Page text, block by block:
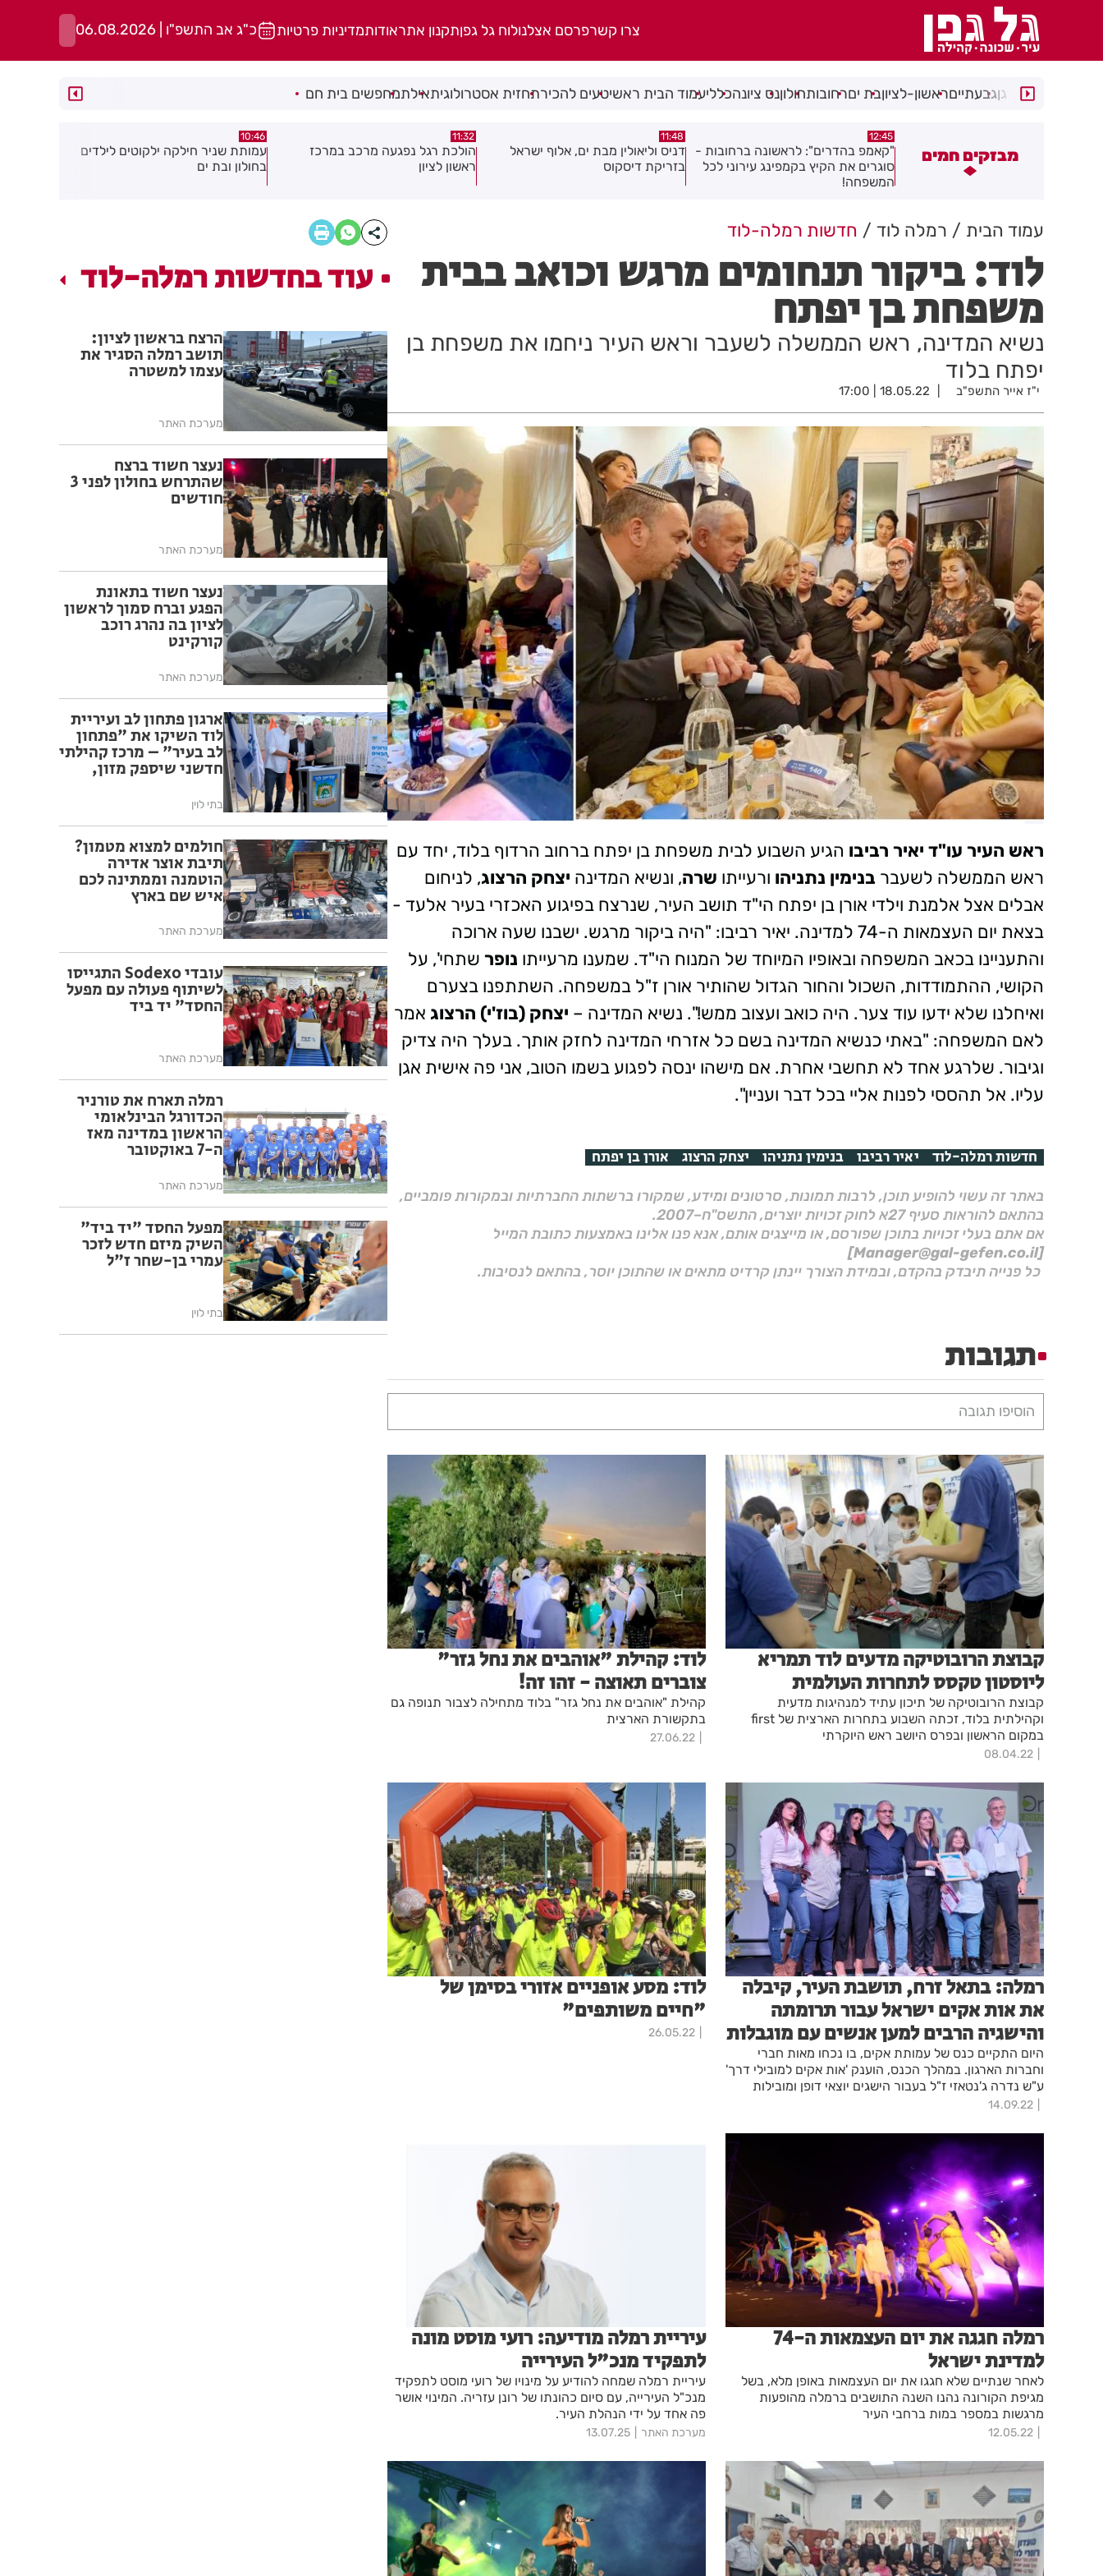
צרו קשרפרסם אצלנולוח גל גפןתקנון אתראודותמדיניות פרטיות כ"ג אב התשפ"ו | 06.08.2026
רמת גןגבעתייםראשון-לציוןבת יםרחובותחולוןנס ציונהכלליעמוד הבית ראשיטעים להכירתחזית אסטרולוגיתאילתמחפשים בית חם
מבזקים חמים
"קאמפ בהדרים": לראשונה ברחובות -
סוגרים את הקיץ בקמפינג עירוני לכל
11:48
דניס וליאולין מבת ים, אלוף ישראל
בזריקת דיסקוס
11:32
הולכת רגל נפגעה מרכב במרכז
ראשון לציון
10:46
עמותת שניר חילקה ילקוטים לילדים
בחולון ובת ים
10:30
כתב אישום כנגד 3 קטינים בגין ביצוע
שוד במרכז חולון
עמוד הבית רמלה לוד חדשות רמלה-לוד
לוד: ביקור תנחומים מרגש וכואב בבית
משפחת בן יפתח
נשיא המדינה, ראש הממשלה לשעבר וראש העיר ניחמו את משפחת בן
יפתח בלוד
י"ז אייר התשפ"ב 18.05.22 | 17:00
ראש העיר עו"ד יאיר רביבו הגיע השבוע לבית משפחת בן יפתח ברחוב הרדוף בלוד, יחד עם
ראש הממשלה לשעבר בנימין נתניהו ורעייתו שרה, ונשיא המדינה יצחק הרצוג, לניחום
אבלים אצל אלמנת וילדי אורן בן יפתח הי"ד תושב העיר, שנרצח בפיגוע האכזרי בעיר אלעד -
בצאת יום העצמאות ה-74 למדינה. יאיר רביבו: "היה ביקור מרגש. ישבנו שעה ארוכה
והתעניינו בכאב המשפחה ובאופיו המיוחד של המנוח הי"ד. שמענו מרעייתו נופר שתחי', על
הקושי, ההתמודדות, השכול והחור הגדול שהותיר אורן ז"ל במשפחה. השתתפנו בצערם
ואיחלנו שלא ידעו עוד צער. היה כואב ועצוב ממש!". נשיא המדינה – יצחק (בוז'י) הרצוג אמר
לאם המשפחה: "באתי כנשיא המדינה בשם כל אזרחי המדינה לחזק אותך. בעלך היה צדיק
וגיבור. שלרגע אחד לא תחשבי אחרת. אם מישהו ינסה לפגוע בשמו הטוב, אני פה אישית אגן
עליו. אל תהססי לפנות אליי בכל דבר ועניין".
חדשות רמלה-לוד יאיר רביבו בנימין נתניהו יצחק הרצוג אורן בן יפתח
באתר זה עשוי להופיע תוכן, לרבות תמונות, סרטונים ומידע, שמקורו ברשתות החברתיות ובמקורות פומביים,
בהתאם להוראות סעיף 27א לחוק זכויות יוצרים, התשס"ח–2007.
אם אתם בעלי זכויות בתוכן שפורסם, או מייצגים אותם, אנא פנו אלינו באמצעות כתובת המייל
[Manager@gal-gefen.co.il]
כל פנייה תיבדק בהקדם, ובמידת הצורך יינתן קרדיט מתאים או שהתוכן יוסר, בהתאם לנסיבות.
תגובות
הוסיפו תגובה
קבוצת הרובוטיקה מדעים לוד תמריא
ליוסטון טקסס לתחרות העולמית
קבוצת הרובוטיקה של תיכון עתיד למנהיגות מדעית
וקהילתית בלוד, זכתה השבוע בתחרות הארצית של first
במקום הראשון ובפרס היושב ראש היוקרתי
08.04.22
לוד: קהילת "אוהבים את נחל גזר"
צוברים תאוצה - זהו זה!
קהילת "אוהבים את נחל גזר" בלוד מתחילה לצבור תנופה גם
בתקשורת הארצית
27.06.22
רמלה: בתאל זרח, תושבת העיר, קיבלה
את אות אקים ישראל עבור תרומתה
והישגיה הרבים למען אנשים עם מוגבלות
היום התקיים כנס של עמותת אקים, בו נכחו מאות חברי
וחברות הארגון. במהלך הכנס, הוענק 'אות אקים למובילי דרך'
ע"ש נדרה ג'נטאזי ז"ל בעבור הישגים יוצאי דופן ומובילות
חברתית. השנה, נבחרה לקבל את האות תושבת רמלה,
החלומות שלה ולהוכיח שהכל אפשרי .
14.09.22
לוד: מסע אופניים אזורי בסימן של
"חיים משותפים"
26.05.22
רמלה חגגה את יום העצמאות ה-74
למדינת ישראל
לאחר שנתיים שלא חגגו את יום העצמאות באופן מלא, בשל
מגיפת הקורונה נהנו השנה התושבים ברמלה מהופעות
מרגשות במספר במות ברחבי העיר
12.05.22
עיריית רמלה מודיעה: רועי מוסט מונה
לתפקיד מנכ"ל העירייה
עיריית רמלה שמחה להודיע על מינויו של רועי מוסט לתפקיד
מנכ"ל העירייה, עם סיום כהונתו של רונן עזריה. המינוי אושר
פה אחד על ידי הנהלת העיר.
מערכת האתר 13.07.25
עוד בחדשות רמלה-לוד
הרצח בראשון לציון:
תושב רמלה הסגיר את
עצמו למשטרה
מערכת האתר
נעצר חשוד ברצח
שהתרחש בחולון לפני 3
חודשים
מערכת האתר
נעצר חשוד בתאונת
הפגע וברח סמוך לראשון
לציון בה נהרג רוכב
קורקינט
מערכת האתר
ארגון פתחון לב ועיריית
לוד השיקו את "פתחון
לב בעיר" – מרכז קהילתי
חדשני שיספק מזון,
לתושבי העיר
בתי לוין
חולמים למצוא מטמון?
תיבת אוצר אדירה
הוטמנה וממתינה לכם
איש שם בארץ
מערכת האתר
עובדי Sodexo התגייסו
לשיתוף פעולה עם מפעל
החסד" יד ביד
מערכת האתר
רמלה תארח את טורניר
הכדורגל הבינלאומי
הראשון במדינה מאז
ה-7 באוקטובר
מערכת האתר
מפעל החסד "יד ביד"
השיק מיזם חדש לזכר
עמרי בן-שחר ז"ל
בתי לוין